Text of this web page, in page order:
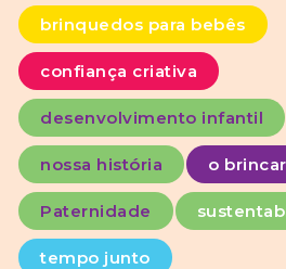
brinquedos para bebês
confiança criativa
desenvolvimento infantil
nossa história o
Paternidade
tempo junto